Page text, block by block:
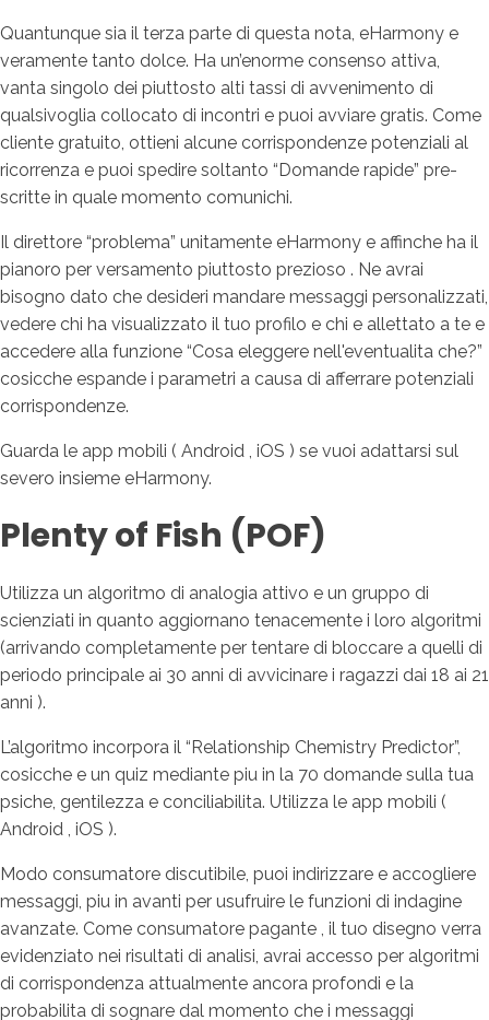
Quantunque sia il terza parte di questa nota, eHarmony e
veramente tanto dolce. Ha un’enorme consenso attiva,
vanta singolo dei piuttosto alti tassi di avvenimento di
qualsivoglia collocato di incontri e puoi avviare gratis. Come
cliente gratuito, ottieni alcune corrispondenze potenziali al
ricorrenza e puoi spedire soltanto “Domande rapide” pre-
scritte in quale momento comunichi.
Il direttore “problema” unitamente eHarmony e affinche ha il
pianoro per versamento piuttosto prezioso . Ne avrai
bisogno dato che desideri mandare messaggi personalizzati,
vedere chi ha visualizzato il tuo profilo e chi e allettato a te e
accedere alla funzione “Cosa eleggere nell'eventualita che?”
cosicche espande i parametri a causa di afferrare potenziali
corrispondenze.
Guarda le app mobili ( Android , iOS ) se vuoi adattarsi sul
severo insieme eHarmony.
Plenty of Fish (POF)
Utilizza un algoritmo di analogia attivo e un gruppo di
scienziati in quanto aggiornano tenacemente i loro algoritmi
(arrivando completamente per tentare di bloccare a quelli di
periodo principale ai 30 anni di avvicinare i ragazzi dai 18 ai 21
anni ).
L’algoritmo incorpora il “Relationship Chemistry Predictor”,
cosicche e un quiz mediante piu in la 70 domande sulla tua
psiche, gentilezza e conciliabilita. Utilizza le app mobili (
Android , iOS ).
Modo consumatore discutibile, puoi indirizzare e accogliere
messaggi, piu in avanti per usufruire le funzioni di indagine
avanzate. Come consumatore pagante , il tuo disegno verra
evidenziato nei risultati di analisi, avrai accesso per algoritmi
di corrispondenza attualmente ancora profondi e la
probabilita di sognare dal momento che i messaggi